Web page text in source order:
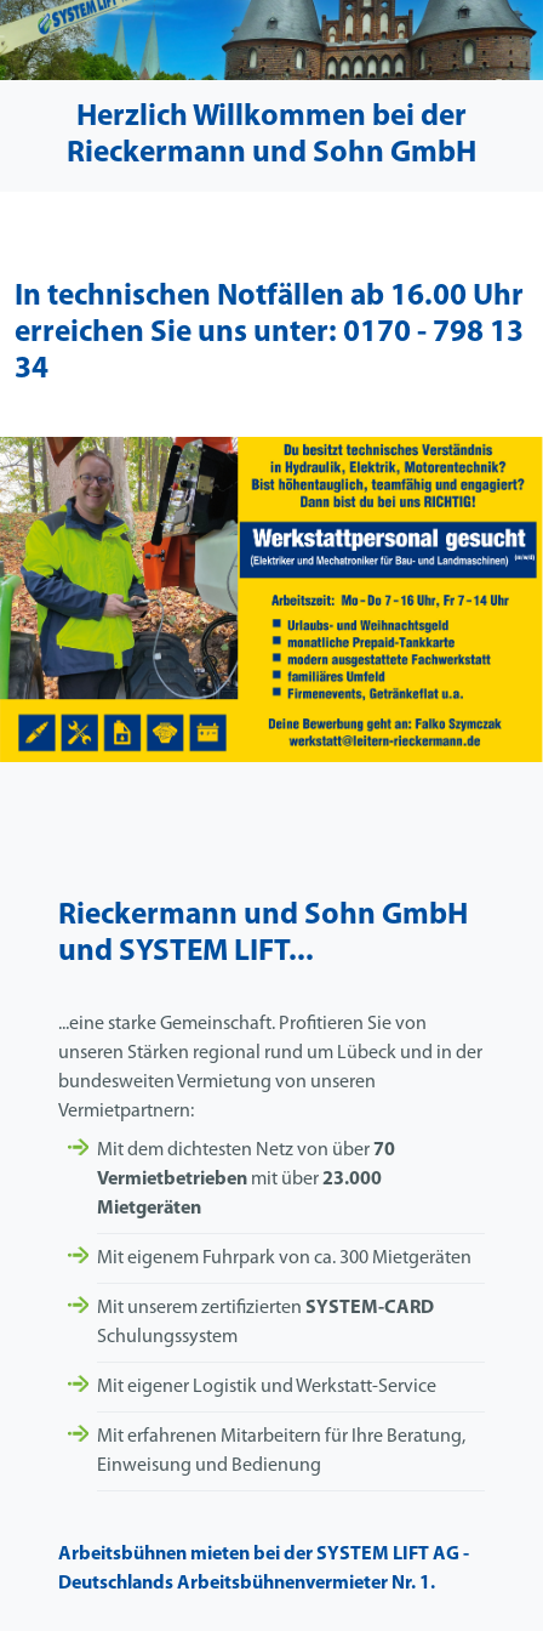
Herzlich Willkommen bei der
Rieckermann und Sohn GmbH
In technischen Notfällen ab 16.00 Uhr
erreichen Sie uns unter: 0170 - 798 13
34
Rieckermann und Sohn GmbH
und SYSTEM LIFT...
...eine starke Gemeinschaft. Profitieren Sie von
unseren Stärken regional rund um Lübeck und in der
bundesweiten Vermietung von unseren
Vermietpartnern:
Mit dem dichtesten Netz von über70
Vermietbetrieben mit über23.000
Mietgeräten
Mit eigenem Fuhrpark von ca. 300 Mietgeräten
Mit unserem zertifizierten SYSTEM-CARD
Schulungssystem
Mit eigener Logistik und Werkstatt-Service
Mit erfahrenen Mitarbeitern für Ihre Beratung,
Einweisung und Bedienung
Arbeitsbühnen mieten bei der SYSTEM LIFT AG -
Deutschlands Arbeitsbühnenvermieter Nr. 1.